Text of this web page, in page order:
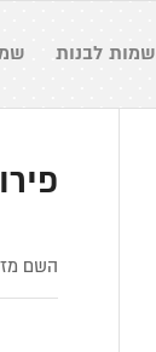
שמות לבנות
השם